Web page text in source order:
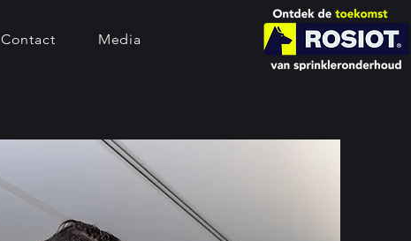
Contact Media